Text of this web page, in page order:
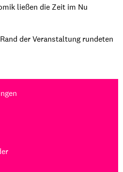
ließen die Zeit im Nu
der Veranstaltung rundeten